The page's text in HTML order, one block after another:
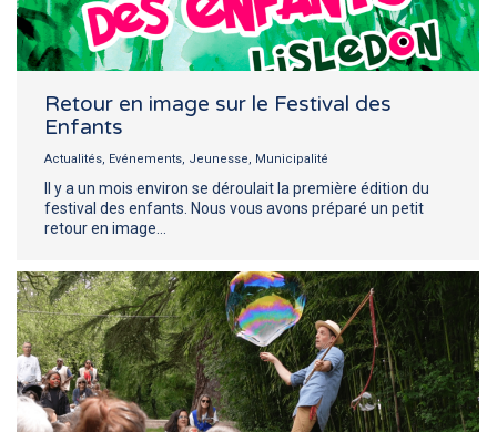
Retour en image sur le Festival des
Enfants
Actualités, Evénements, Jeunesse, Municipalité
Il y a un mois environ se déroulait la première édition du
festival des enfants. Nous vous avons préparé un petit
retour en image…